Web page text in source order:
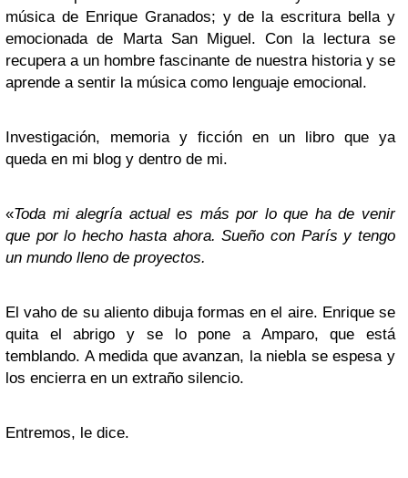
música de Enrique Granados; y de la escritura bella y
emocionada de Marta San Miguel. Con la lectura se
recupera a un hombre fascinante de nuestra historia y se
aprende a sentir la música como lenguaje emocional.
Investigación, memoria y ficción en un libro que ya
queda en mi blog y dentro de mi.
«Toda mi alegría actual es más por lo que ha de venir
que por lo hecho hasta ahora. Sueño con París y tengo
un mundo lleno de proyectos.
El vaho de su aliento dibuja formas en el aire. Enrique se
quita el abrigo y se lo pone a Amparo, que está
temblando. A medida que avanzan, la niebla se espesa y
los encierra en un extraño silencio.
Entremos, le dice.